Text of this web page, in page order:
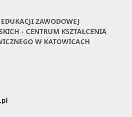
ZAWODOWEJ
- CENTRUM KSZTAŁCENIA
W KATOWICACH